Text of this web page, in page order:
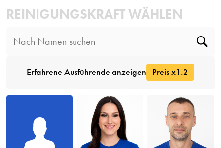
REINIGUNGSKRAFT WÄHLEN
Erfahrene Ausführende anzeigen Preis x1.2